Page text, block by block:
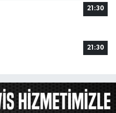
21:30
21:30